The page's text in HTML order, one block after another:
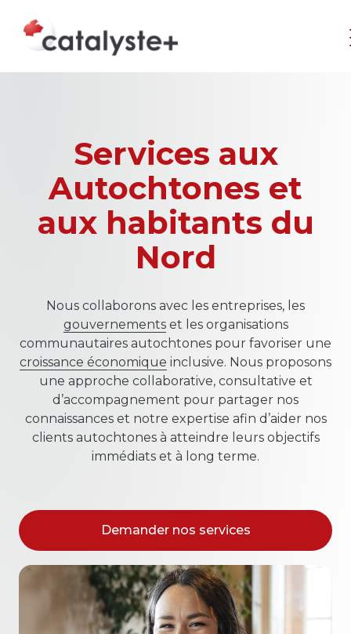
Services aux
Autochtones et
aux habitants du
Nord
Nous collaborons avec les entreprises, les
gouvernementset les organisations
communautaires autochtones pour favoriser une
croissance économique inclusive. Nous proposons
une approche collaborative, consultative et
d’accompagnement pour partager nos
connaissances et notre expertise afin d’aider nos
clients autochtones à atteindre leurs objectifs
immédiats et à long terme.
Demander nos services